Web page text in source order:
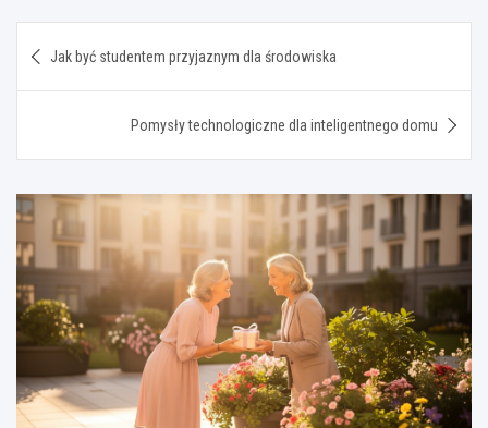
wpisu
Jak być studentem przyjaznym dla środowiska
Pomysły technologiczne dla inteligentnego domu